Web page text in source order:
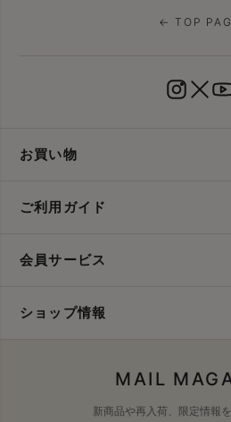
← TOP
お買い物
ご利用ガイド
会員サービス
ショップ情報
MAIL
新商品や再入荷、限定情報